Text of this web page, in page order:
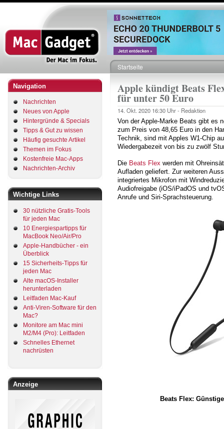
Direkt
zum
Inhalt
Navigation
Nachrichten
Neues von Apple
Hintergründe & Specials
Tipps & Gut zu wissen
Häufig gesuchte Artikel
Themen im Fokus
Kostenfreie Mac-Apps
Nachrichten-Archiv
Wichtige Links
30 nützliche Gratis-Tools
für jeden Mac
10 Energiespartipps für
MacBook Neo/Air/Pro
Apple-Handbücher - ein
Überblick
15 Sicherheits-Tipps für
jeden Mac
Alte macOS-Installer
herunterladen
Leitfaden Mac-Kauf
Anti-Viren-Software für den
Mac?
Monitore am Mac mini
M2/M4 (Pro): Leitfaden
Schnelles Ethernet
nachrüsten
Anzeige
Pfadnavigation
Startseite
Apple kündigt Beats
für unter 50 Euro
14. Okt. 2020 16:30 Uhr - Redaktion
Von der Apple-Marke Beats gibt es
zum Preis von 48,65 Euro in den
Technik, sind mit Apples W1-Chip
Wiedergabezeit von bis zu zwölf
Die Beats Flex werden mit
Aufladen geliefert. Zur weiteren
integriertes Mikrofon mit
Audiofreigabe (iOS/iPadOS und
Anrufe und Siri-Sprachsteuerung.
Beats Flex: